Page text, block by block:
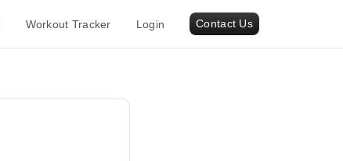
Workout Tracker Login Contact Us